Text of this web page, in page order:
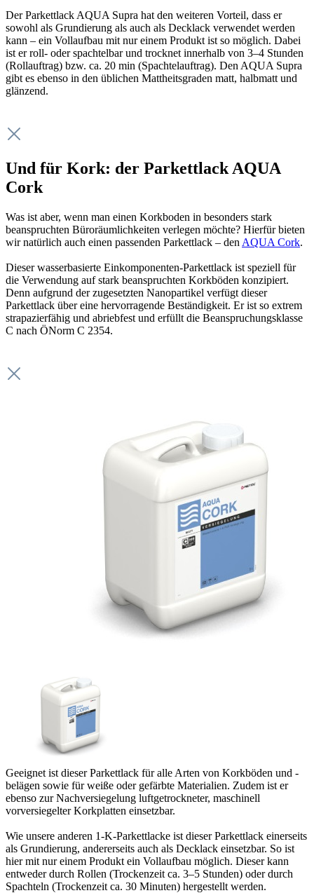
Der Parkettlack AQUA Supra hat den weiteren Vorteil, dass er
sowohl als Grundierung als auch als Decklack verwendet werden
kann – ein Vollaufbau mit nur einem Produkt ist so möglich. Dabei
ist er roll- oder spachtelbar und trocknet innerhalb von 3–4 Stunden
(Rollauftrag) bzw. ca. 20 min (Spachtelauftrag). Den AQUA Supra
gibt es ebenso in den üblichen Mattheitsgraden matt, halbmatt und
glänzend.
Und für Kork: der Parkettlack AQUA
Cork
Was ist aber, wenn man einen Korkboden in besonders stark
beanspruchten Büroräumlichkeiten verlegen möchte? Hierfür bieten
wir natürlich auch einen passenden Parkettlack – den AQUA Cork.
Dieser wasserbasierte Einkomponenten-Parkettlack ist speziell für
die Verwendung auf stark beanspruchten Korkböden konzipiert.
Denn aufgrund der zugesetzten Nanopartikel verfügt dieser
Parkettlack über eine hervorragende Beständigkeit. Er ist so extrem
strapazierfähig und abriebfest und erfüllt die Beanspruchungsklasse
C nach ÖNorm C 2354.
Geeignet ist dieser Parkettlack für alle Arten von Korkböden und -
belägen sowie für weiße oder gefärbte Materialien. Zudem ist er
ebenso zur Nachversiegelung luftgetrockneter, maschinell
vorversiegelter Korkplatten einsetzbar.
Wie unsere anderen 1-K-Parkettlacke ist dieser Parkettlack einerseits
als Grundierung, andererseits auch als Decklack einsetzbar. So ist
hier mit nur einem Produkt ein Vollaufbau möglich. Dieser kann
entweder durch Rollen (Trockenzeit ca. 3–5 Stunden) oder durch
Spachteln (Trockenzeit ca. 30 Minuten) hergestellt werden.